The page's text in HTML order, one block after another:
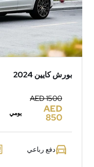
بورش كايين 2024
AED 1500
AED
850 يومي
دفع رباعي